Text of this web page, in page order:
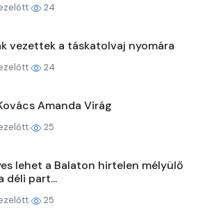
24
vezettek a táskatolvaj nyomára
24
Amanda Virág
25
lehet a Balaton hirtelen mélyülő
déli part...
25